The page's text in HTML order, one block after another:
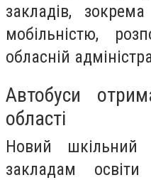
закладів,
мобільністю,
обласній
Автобуси
області
Новий шкільний
закладам